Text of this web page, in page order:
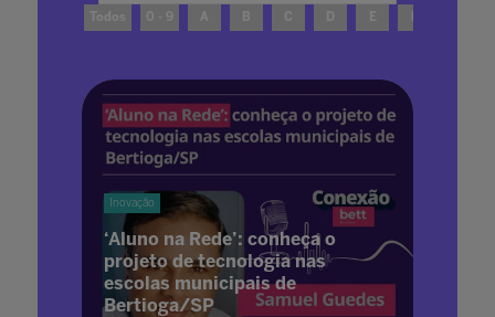
Todos 0 - 9 A B C E
Inovação
‘Aluno na Rede’: conheça o
projeto de tecnologia nas
escolas municipais de
Bertioga/SP